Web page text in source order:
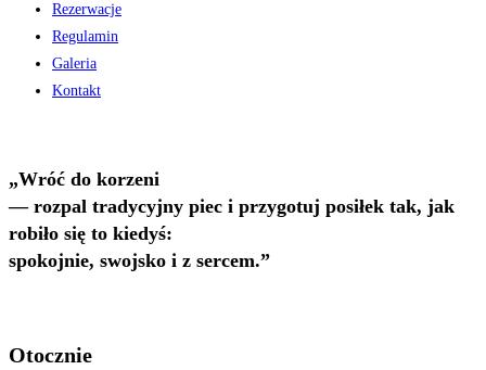
Rezerwacje
Regulamin
Galeria
Kontakt
„Wróć do korzeni
— rozpal tradycyjny piec i przygotuj posiłek tak, jak
robiło się to kiedyś:
spokojnie, swojsko i z sercem.”
Otocznie